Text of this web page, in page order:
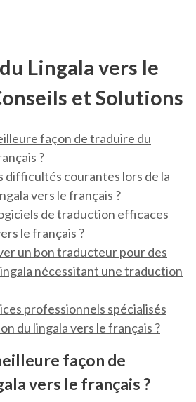
Lingala vers le
et Solutions
façon de traduire du
?
difficultés courantes lors de la
vers le français ?
de traduction efficaces
le français ?
un bon traducteur pour des
nécessitant une traduction
professionnels spécialisés
du lingala vers le français ?
façon de
vers le français ?